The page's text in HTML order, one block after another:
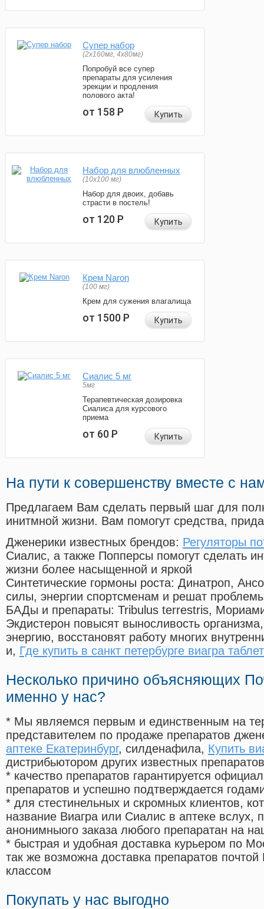
Супер набор
(2х160мг, 4х80мг)
Попробуй все супер
препараты для усиления
эрекции и продления
полового акта!
от 158Р Купить
Набор для влюбленных
(10х100 мг)
Набор для двоих, добавь
страсти в постель!
от 120Р Купить
Крем Naron
(100 мг)
Крем для сужения влагалища
от 1500Р Купить
Сиалис 5 мг
5мг
Терапевтическая дозировка
Сиалиса для курсового
приема
от 60Р Купить
На пути к совершенству вместе с
Предлагаем Вам сделать первый шаг для
инитмной жизни. Вам помогут средства,
Дженерики известных брендов: Регуляторы
Сиалис, а также Попперсы помогут сделать
жизни более насыщенной и яркой
Синтетические гормоны роста: Динатроп,
силы, энергии спортсменам и решат
БАДы и препараты: Tribulus terrestris,
Экдистерон повысят выносливость
энергию, восстановят работу многих
и, Где купить в санкт петербурге виагра
Несколько причино объясняющих
именно у нас?
* Мы являемся первым и единственным на
представителем по продаже препаратов
аптеке Екатеринбург, силденафила, Купить
дистрибьютором других известных препаратов
* качество препаратов гарантируется
препаратов и успешно подтверждается
* для стестинельных и скромных клиентов,
название Виагра или Сиалис в аптеке вслух,
анонимныого заказа любого препаратан на
* быстрая и удобная доставка курьером по
так же возможна доставка препаратов
классом
Покупать у нас выгодно